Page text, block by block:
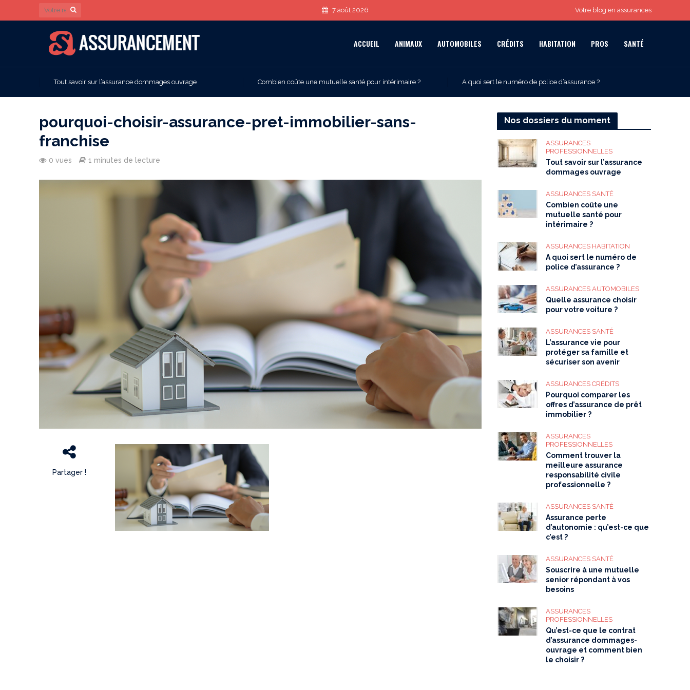
Votre blog en assurances
7 août 2026
ACCUEIL ANIMAUX AUTOMOBILES CRÉDITS HABITATION PROS SANTÉ
Tout savoir sur l’assurance dommages ouvrage Combien coûte une mutuelle santé pour intérimaire ? A quoi sert le numéro de police d’assurance ?
pourquoi-choisir-assurance-pret-immobilier-sans-
franchise
0 vues 1 minutes de lecture
Partager !
Nos dossiers du moment
ASSURANCES
PROFESSIONNELLES
Tout savoir sur l’assurance
dommages ouvrage
ASSURANCES SANTÉ
Combien coûte une
mutuelle santé pour
intérimaire ?
ASSURANCES HABITATION
A quoi sert le numéro de
police d’assurance ?
ASSURANCES AUTOMOBILES
Quelle assurance choisir
pour votre voiture ?
ASSURANCES SANTÉ
L’assurance vie pour
protéger sa famille et
sécuriser son avenir
ASSURANCES CRÉDITS
Pourquoi comparer les
offres d’assurance de prêt
immobilier ?
ASSURANCES
PROFESSIONNELLES
Comment trouver la
meilleure assurance
responsabilité civile
professionnelle ?
ASSURANCES SANTÉ
Assurance perte
d’autonomie : qu’est-ce que
c’est ?
ASSURANCES SANTÉ
Souscrire à une mutuelle
senior répondant à vos
besoins
ASSURANCES
PROFESSIONNELLES
Qu’est-ce que le contrat
d’assurance dommages-
ouvrage et comment bien
le choisir ?